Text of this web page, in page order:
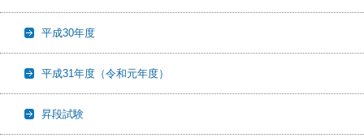
平成30年度
平成31年度（令和元年度）
昇段試験